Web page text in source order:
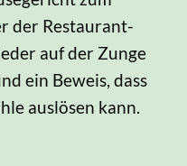
der Restaurant-
auf der Zunge
ein Beweis, dass
auslösen kann.